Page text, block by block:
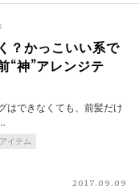
？かっこいい系で
“神”アレンジテ
はできなくても、前髪だけ
イテム
2017.09.09